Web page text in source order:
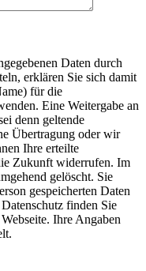
Daten durch
erklären Sie sich damit
für die
Eine Weitergabe an
denn geltende
Übertragung oder wir
Ihre erteilte
Zukunft widerrufen. Im
gelöscht. Sie
gespeicherten Daten
finden Sie
Ihre Angaben